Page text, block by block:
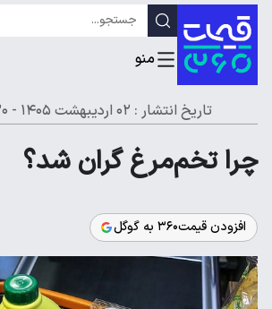
تاریخ انتشار : ۰۲ اردیبهشت ۱۴۰۵ - ۲۱:۳۰
چرا تخم‌مرغ گران شد؟
افزودن قیمت۳۶۰ به گوگل